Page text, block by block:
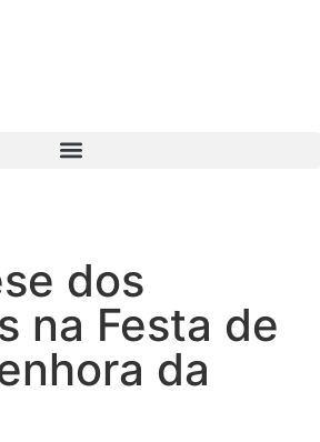
dos
na Festa de
da